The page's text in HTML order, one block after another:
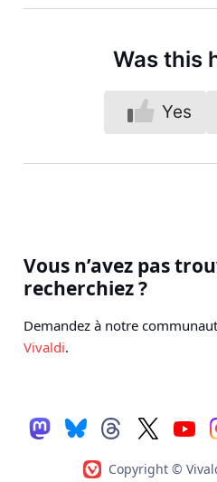
Was this
Yes
Vous n’avez pas
recherchiez ?
Demandez à notre
Vivaldi.
Copyright ©